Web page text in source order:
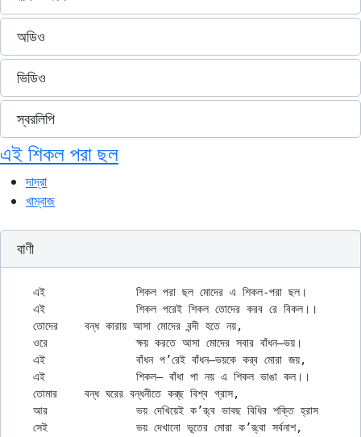
অডিও
ভিডিও
স্বরলিপি
এই শিকল পরা ছল
দাদ্‌রা
খাম্বাজ
বাণী
এই		শিকল পরা ছল মোদের এ শিকল-পরা ছল।
এই 		শিকল পরেই শিকল তোদের করব রে বিকল।।
তোদের	বন্ধ কারায় আসা মোদের বন্দী হতে নয়,
ওরে 		ক্ষয় করতে আসা মোদের সবার বাঁধন–ভয়।
এই		বাঁধন প’রেই বাঁধন–ভয়কে কর্‌ব মোরা জয়,
এই		শিকল– বাঁধা পা নয় এ শিকল ভাঙা কল।।
তোমার	বন্ধ ঘরের বন্ধনীতে কর্‌ছ বিশ্ব গ্রাস,
আর 		ভয় দেখিয়েই ক’র্‌বে ভাবছ বিধির শক্তি হ্রাস
সেই 		ভয় দেখানো ভূতের মোরা ক’র্‌বো সর্বনাশ,